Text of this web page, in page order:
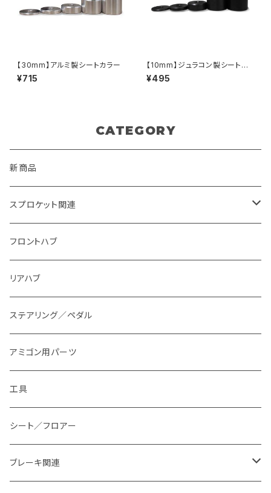
【30mm】アルミ製シートカラー
¥715
【10mm】ジュラコン製シートカ
ラー
¥495
CATEGORY
新商品
スプロケット関連
翼～AKIRA~
匠
アミゴン
スプロケット本体
フロントハブ
リアハブ
ステアリング／ペダル
アミゴン用パーツ
工具
シート／フロアー
ブレーキ関連